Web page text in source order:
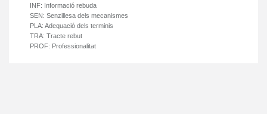
INF: Informació rebuda
SEN: Senzillesa dels mecanismes
PLA: Adequació dels terminis
TRA: Tracte rebut
PROF: Professionalitat